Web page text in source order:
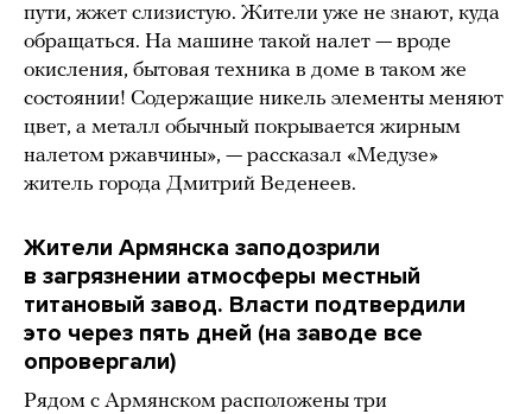
пути, жжет слизистую. Жители уже не знают, куда
обращаться. На машине такой налет — вроде
окисления, бытовая техника в доме в таком же
состоянии! Содержащие никель элементы меняют
цвет, а металл обычный покрывается жирным
налетом ржавчины», — рассказал «Медузе»
житель города Дмитрий Веденеев.
Жители Армянска заподозрили
в загрязнении атмосферы местный
титановый завод. Власти подтвердили
это через пять дней (на заводе все
опровергали)
Рядом с Армянском расположены три